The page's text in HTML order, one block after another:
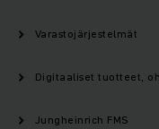
Varastojärjestelmät
Digitaaliset tuotteet,
Jungheinrich FMS